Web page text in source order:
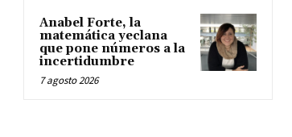
Anabel Forte, la
matemática yeclana
que pone números a la
incertidumbre
7 agosto 2026